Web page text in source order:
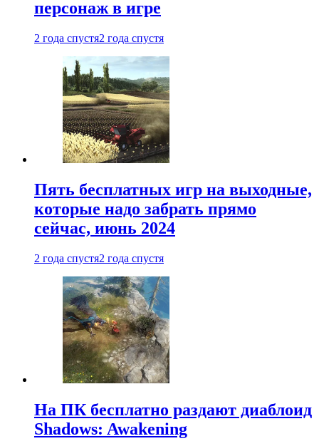
персонаж в игре
2 года спустя2 года спустя
Пять бесплатных игр на выходные,
которые надо забрать прямо
сейчас, июнь 2024
2 года спустя2 года спустя
На ПК бесплатно раздают диаблоид
Shadows: Awakening